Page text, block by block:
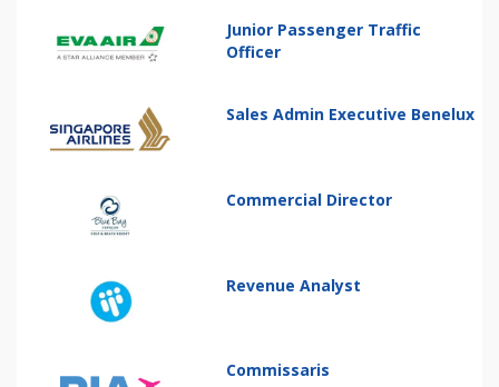
Junior Passenger Traffic
Officer
Sales Admin Executive Benelux
Commercial Director
Revenue Analyst
Commissaris